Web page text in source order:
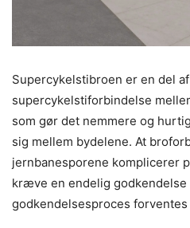
Supercykelstibroen er en del
supercykelstiforbindelse
som gør det nemmere og
sig mellem bydelene. At
jernbanesporene komplicerer
kræve en endelig godkendelse
godkendelsesproces